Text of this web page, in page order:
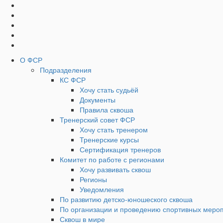
Наверх
Социальные
кнопки
Верхнее
Меню
О ФСР
Подразделения
КС ФСР
Хочу стать судьёй
Документы
Правила сквоша
Тренерский совет ФСР
Хочу стать тренером
Тренерские курсы
Сертификация тренеров
Комитет по работе с регионами
Хочу развивать сквош
Регионы
Уведомления
По развитию детско-юношеского сквоша
По организации и проведению спортивных
Сквош в мире